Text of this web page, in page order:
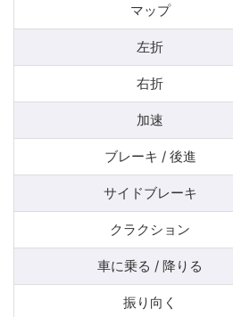
マップ
左折
右折
加速
ブレーキ / 後進
サイドブレーキ
クラクション
車に乗る / 降りる
振り向く